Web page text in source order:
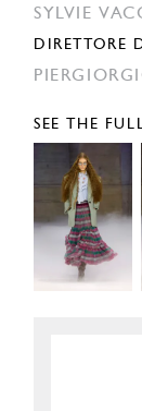
SYLVIE
DIRETTORE
SEE THE